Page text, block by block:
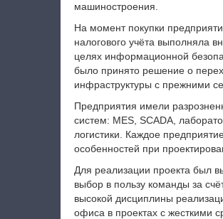
машиностроения.
На момент покупки
налогового учёта выполняла
целях информационной
было принято решение о
инфраструктуры с прежними
Предприятия имели
систем: MES, SCADA,
логистики. Каждое
особенностей при
Для реализации проекта был
выбор в пользу команды за
высокой дисциплины
офиса в проектах с жесткими